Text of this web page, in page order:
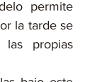
permite
la tarde se
las propias